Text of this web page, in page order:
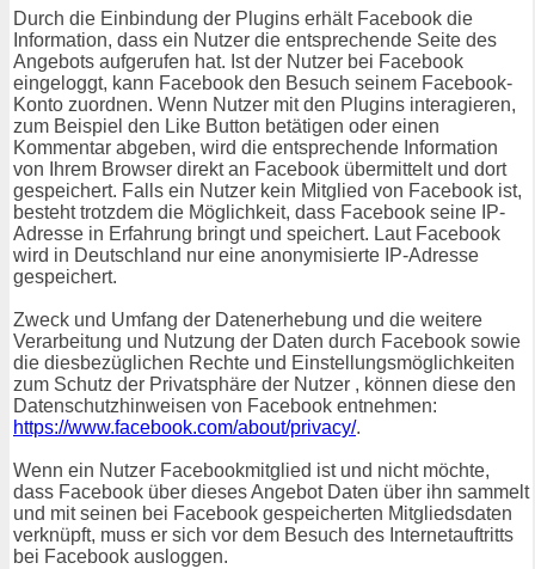
Durch die Einbindung der Plugins erhält Facebook die
Information, dass ein Nutzer die entsprechende Seite des
Angebots aufgerufen hat. Ist der Nutzer bei Facebook
eingeloggt, kann Facebook den Besuch seinem Facebook-
Konto zuordnen. Wenn Nutzer mit den Plugins interagieren,
zum Beispiel den Like Button betätigen oder einen
Kommentar abgeben, wird die entsprechende Information
von Ihrem Browser direkt an Facebook übermittelt und dort
gespeichert. Falls ein Nutzer kein Mitglied von Facebook ist,
besteht trotzdem die Möglichkeit, dass Facebook seine IP-
Adresse in Erfahrung bringt und speichert. Laut Facebook
wird in Deutschland nur eine anonymisierte IP-Adresse
gespeichert.
Zweck und Umfang der Datenerhebung und die weitere
Verarbeitung und Nutzung der Daten durch Facebook sowie
die diesbezüglichen Rechte und Einstellungsmöglichkeiten
zum Schutz der Privatsphäre der Nutzer , können diese den
Datenschutzhinweisen von Facebook entnehmen:
https://www.facebook.com/about/privacy/.
Wenn ein Nutzer Facebookmitglied ist und nicht möchte,
dass Facebook über dieses Angebot Daten über ihn sammelt
und mit seinen bei Facebook gespeicherten Mitgliedsdaten
verknüpft, muss er sich vor dem Besuch des Internetauftritts
bei Facebook ausloggen.